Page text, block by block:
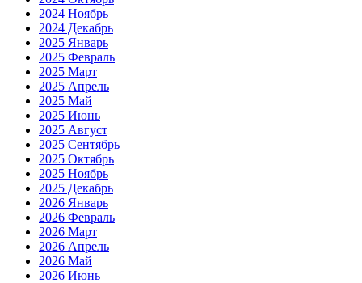
2024 Ноябрь
2024 Декабрь
2025 Январь
2025 Февраль
2025 Март
2025 Апрель
2025 Май
2025 Июнь
2025 Август
2025 Сентябрь
2025 Октябрь
2025 Ноябрь
2025 Декабрь
2026 Январь
2026 Февраль
2026 Март
2026 Апрель
2026 Май
2026 Июнь